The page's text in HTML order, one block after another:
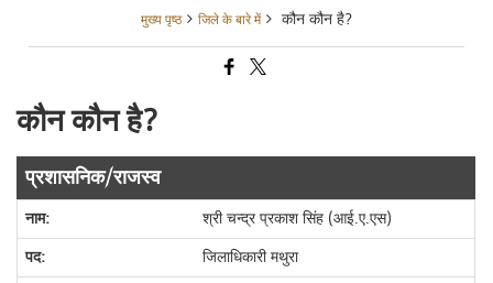
मुख्य पृष्ठ जिले के बारे में कौन कौन है?
कौन कौन है?
प्रशासनिक/राजस्व
श्री चन्द्र प्रकाश सिंह (आई.ए.एस)
जिलाधिकारी मथुरा